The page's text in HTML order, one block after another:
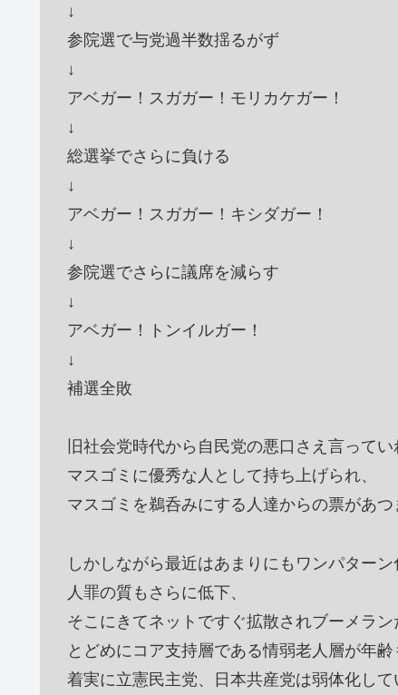
↓
参院選で与党過半数揺るがず
↓
アベガー！スガガー！モリカケガー！
↓
総選挙でさらに負ける
↓
アベガー！スガガー！キシダガー！
↓
参院選でさらに議席を減らす
↓
アベガー！トンイルガー！
↓
補選全敗
旧社会党時代から自民党の悪口さえ言ってい
マスゴミに優秀な人として持ち上げられ、
マスゴミを鵜呑みにする人達からの票があつ
しかしながら最近はあまりにもワンパターン
人罪の質もさらに低下、
そこにきてネットですぐ拡散されブーメラン
とどめにコア支持層である情弱老人層が年
着実に立憲民主党、日本共産党は弱体化して